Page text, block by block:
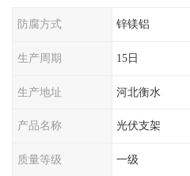
防腐方式 锌镁铝
生产周期 15日
生产地址 河北衡水
产品名称 光伏支架
质量等级 一级